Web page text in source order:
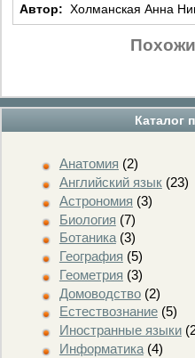
Каталог
Анатомия (2)
Английский язык(23)
Астрономия (3)
Биология (7)
Ботаника(3)
География (5)
Геометрия (3)
Домоводство(2)
Естествознание(5)
Иностранные языки
Информатика(4)
Автор: Холманская Анна